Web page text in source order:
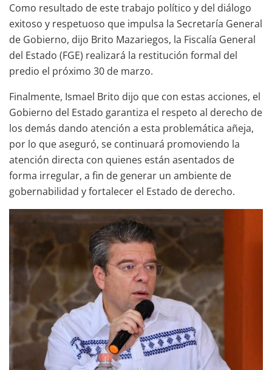
Como resultado de este trabajo político y del diálogo
exitoso y respetuoso que impulsa la Secretaría General
de Gobierno, dijo Brito Mazariegos, la Fiscalía General
del Estado (FGE) realizará la restitución formal del
predio el próximo 30 de marzo.
Finalmente, Ismael Brito dijo que con estas acciones, el
Gobierno del Estado garantiza el respeto al derecho de
los demás dando atención a esta problemática añeja,
por lo que aseguró, se continuará promoviendo la
atención directa con quienes están asentados de
forma irregular, a fin de generar un ambiente de
gobernabilidad y fortalecer el Estado de derecho.